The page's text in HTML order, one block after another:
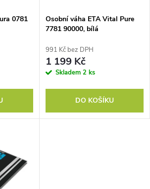
0781
Osobní váha ETA Vital Pure
7781 90000, bílá
991 Kč bez DPH
1 199 Kč
Skladem 2 ks
DO KOŠÍKU